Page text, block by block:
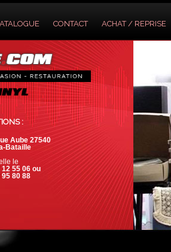
CONTACT ACHAT / REPRISE
:
Aube 27540
Bataille
le
12 55 06 ou
95 80 88